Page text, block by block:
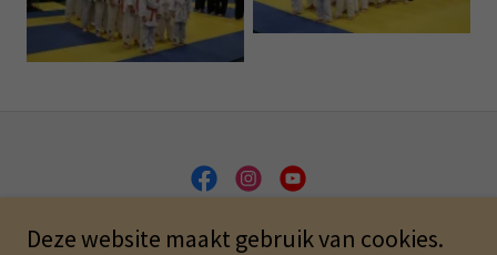
Copyright © 2023 Jiu - JItsu club Veurne - Alle rechten
Deze website maakt gebruik van cookies.